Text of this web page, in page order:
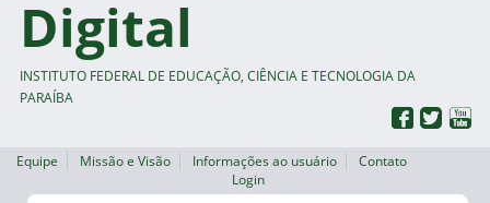
Digital
INSTITUTO FEDERAL DE EDUCAÇÃO, CIÊNCIA E TECNOLOGIA DA
PARAÍBA
Equipe Missão e Visão Informações ao usuário
Contato
Login